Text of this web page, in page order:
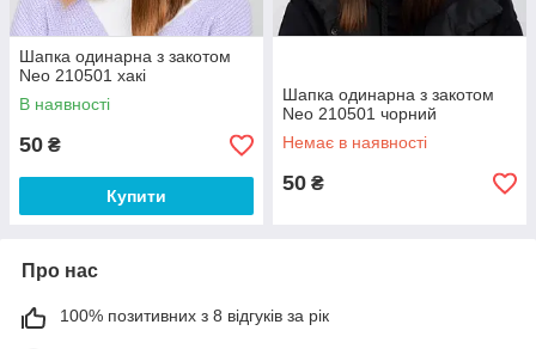
Шапка одинарна з закотом
Neo 210501 хакі
В наявності
50 ₴
Купити
Шапка одинарна з закотом
Neo 210501 чорний
Немає в наявності
50 ₴
Про нас
100% позитивних з 8 відгуків за рік